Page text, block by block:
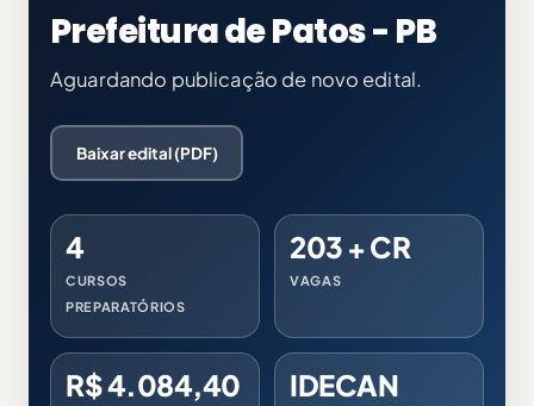
Prefeitura de Patos - PB
Aguardando publicação de novo edital.
Baixar edital (PDF)
4
CURSOS
PREPARATÓRIOS
203 + CR
VAGAS
R$ 4.084,40 IDECAN